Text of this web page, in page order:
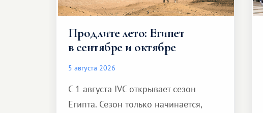
Продлите лето: Египет
в сентябре и октябре
5 августа 2026
С 1 августа IVC открывает сезон
Египта. Сезон только начинается,